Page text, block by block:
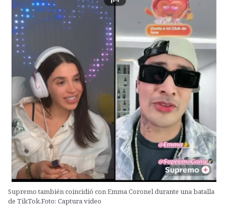
Supremo también coincidió con Emma Coronel durante una batalla
de TikTok.Foto: Captura video